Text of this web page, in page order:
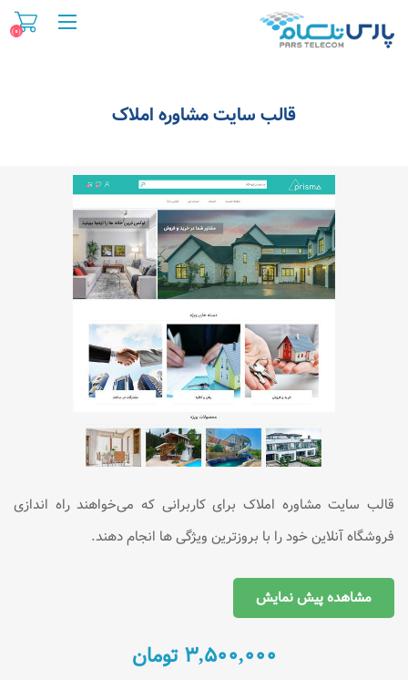
(۰)
قالب سایت مشاوره املاک
قالب سایت مشاوره املاک برای کاربرانی که می‌خواهند راه اندازی
فروشگاه آنلاین خود را با بروزترین ویژگی ها انجام دهند.
مشاهده پیش نمایش
۳,۵۰۰,۰۰۰ تومان